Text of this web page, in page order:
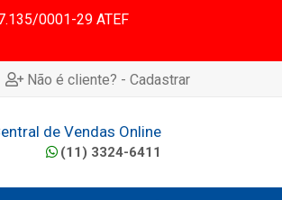
0001-29 ATEF
Não é cliente? - Cadastrar
de Vendas Online
(11) 3324-6411